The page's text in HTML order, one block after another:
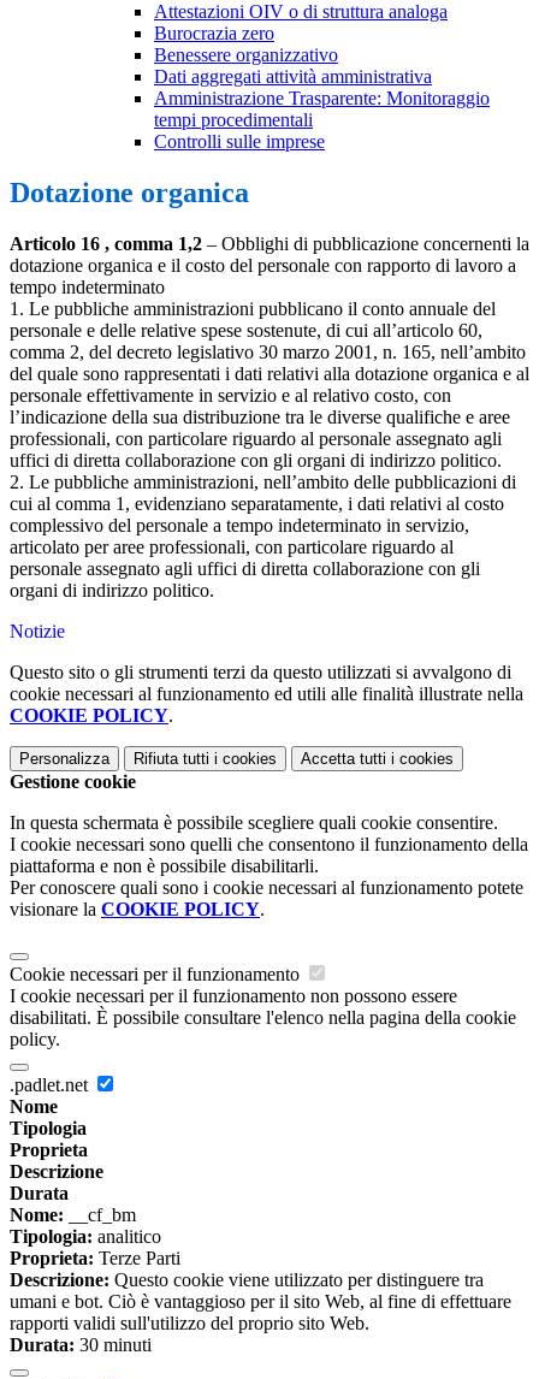
Attestazioni OIV o di struttura analoga
Burocrazia zero
Benessere organizzativo
Dati aggregati attività amministrativa
Amministrazione Trasparente: Monitoraggio
tempi procedimentali
Controlli sulle imprese
Dotazione organica
Articolo 16 , comma 1,2 – Obblighi di pubblicazione concernenti la
dotazione organica e il costo del personale con rapporto di lavoro a
tempo indeterminato
1. Le pubbliche amministrazioni pubblicano il conto annuale del
personale e delle relative spese sostenute, di cui all’articolo 60,
comma 2, del decreto legislativo 30 marzo 2001, n. 165, nell’ambito
del quale sono rappresentati i dati relativi alla dotazione organica e al
personale effettivamente in servizio e al relativo costo, con
l’indicazione della sua distribuzione tra le diverse qualifiche e aree
professionali, con particolare riguardo al personale assegnato agli
uffici di diretta collaborazione con gli organi di indirizzo politico.
2. Le pubbliche amministrazioni, nell’ambito delle pubblicazioni di
cui al comma 1, evidenziano separatamente, i dati relativi al costo
complessivo del personale a tempo indeterminato in servizio,
articolato per aree professionali, con particolare riguardo al
personale assegnato agli uffici di diretta collaborazione con gli
organi di indirizzo politico.
Notizie
Questo sito o gli strumenti terzi da questo utilizzati si avvalgono di
cookie necessari al funzionamento ed utili alle finalità illustrate nella
COOKIE POLICY.
Personalizza Rifiuta tutti i cookies Accetta tutti i cookies
Gestione cookie
In questa schermata è possibile scegliere quali cookie consentire.
I cookie necessari sono quelli che consentono il funzionamento della
piattaforma e non è possibile disabilitarli.
Per conoscere quali sono i cookie necessari al funzionamento potete
visionare la COOKIE POLICY.
Cookie necessari per il funzionamento
I cookie necessari per il funzionamento non possono essere
disabilitati. È possibile consultare l'elenco nella pagina della cookie
policy.
.padlet.net
Nome
Tipologia
Proprieta
Descrizione
Durata
Nome: __cf_bm
Tipologia: analitico
Proprieta: Terze Parti
Descrizione: Questo cookie viene utilizzato per distinguere tra
umani e bot. Ciò è vantaggioso per il sito Web, al fine di effettuare
rapporti validi sull'utilizzo del proprio sito Web.
Durata: 30 minuti